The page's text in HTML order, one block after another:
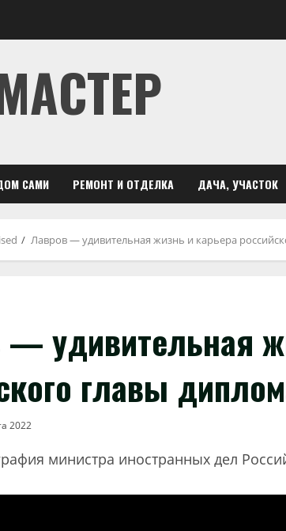
САМИ РЕМОНТ И ОТДЕЛКА ДАЧА, УЧАСТОК
Лавров — удивительная жизнь и карьера
удивительная
главы
2022